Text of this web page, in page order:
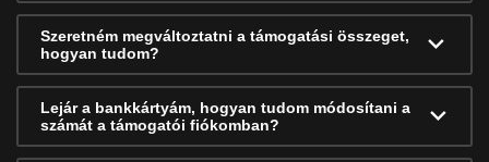
Szeretném megváltoztatni a támogatási összeget,
hogyan tudom?
Lejár a bankkártyám, hogyan tudom módosítani a
számát a támogatói fiókomban?